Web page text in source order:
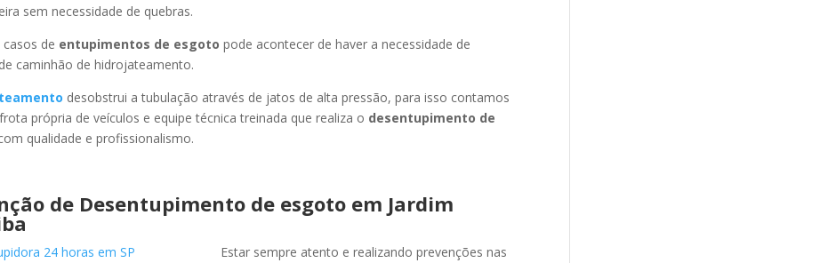
sem necessidade de quebras.
casos de entupimentos de esgoto pode acontecer de haver a necessidade de
caminhão de hidrojateamento.
desobstrui a tubulação através de jatos de alta pressão, para isso contamos
própria de veículos e equipe técnica treinada que realiza o desentupimento de
qualidade e profissionalismo.
de Desentupimento de esgoto em Jardim
Estar sempre atento e realizando prevenções nas